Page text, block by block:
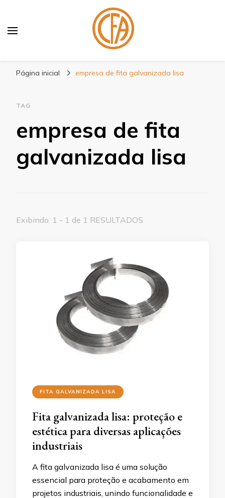
Página inicial empresa de fita galvanizada lisa
TAG
empresa de fita
galvanizada lisa
Exibindo: 1 - 1 de 1 RESULTADOS
FITA GALVANIZADA LISA
Fita galvanizada lisa: proteção e
estética para diversas aplicações
industriais
A fita galvanizada lisa é uma solução
essencial para proteção e acabamento em
projetos industriais, unindo funcionalidade e